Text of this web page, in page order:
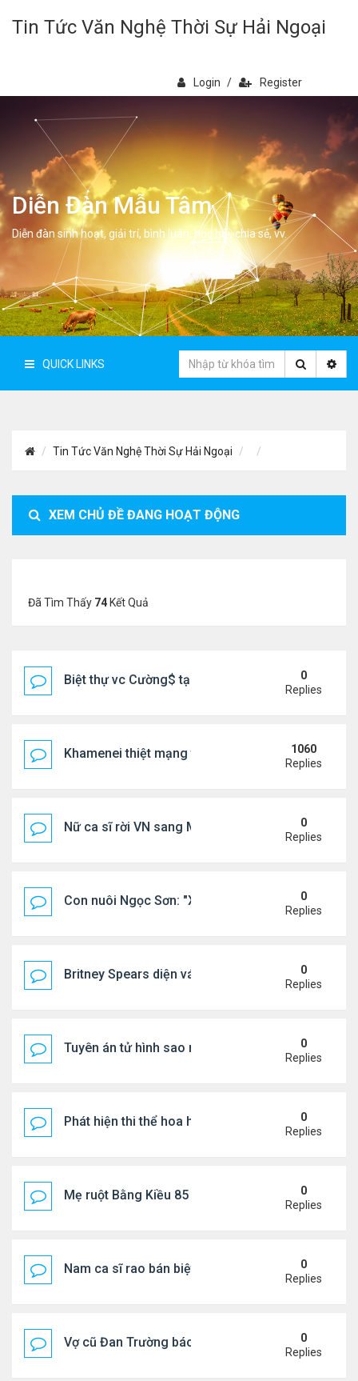
Tin Tức Văn Nghệ Thời Sự Hải Ngoại
Login / Register
Diễn Đàn Mẫu Tâm
Diễn đàn sinh hoạt, giải trí, bình luân, học hỏi, chia sẻ, vv.
QUICK LINKS
Tin Tức Văn Nghệ Thời Sự Hải Ngoại
XEM CHỦ ĐỀ ĐANG HOẠT ĐỘNG
Đã Tìm Thấy 74 Kết Quả
Biệt thự vc Cường$ tại Lạng Sơn
0
Replies
Khamenei thiệt mạng trong cuộc tấn công phối
1060
Replies
Nữ ca sĩ rời VN sang Mỹ nói thẳng: "Tôi thấy
0
Replies
Con nuôi Ngọc Sơn: "Xã hội này cần những bài
0
Replies
Britney Spears diện váy xuyên thấu ra phố
0
Replies
Tuyên án tử hình sao nữ nổi tiếng
0
Replies
Phát hiện thi thể hoa hậu trong túi xách giữa rừng
0
Replies
Mẹ ruột Bằng Kiều 85 tuổi: "Miếng ăn vào mồm là
0
Replies
Nam ca sĩ rao bán biệt thự ở Saigon
0
Replies
Vợ cũ Đan Trường báo tin vui
0
Replies